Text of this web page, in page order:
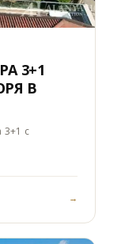
3+1
В
3+1 с
→